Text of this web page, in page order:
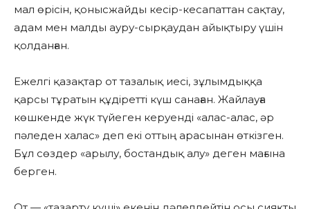
мал өрісін, қонысжайды кесір-кесапаттан сақтау,
адам мен малды ауру-сырқаудан айықтыру үшін
қолданған.
Ежелгі қазақтар от тазалық иесі, зұлымдыққа
қарсы тұратын құдіретті күш санаған. Жайлауға
көшкенде жүк түйеген керуенді «алас-алас, әр
пәледен халас» деп екі оттың арасынан өткізген.
Бұл сөздер «арылу, бостандық алу» деген мағына
берген.